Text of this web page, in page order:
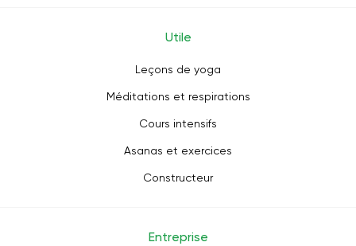
Utile
Leçons de yoga
Méditations et respirations
Cours intensifs
Asanas et exercices
Constructeur
Entreprise